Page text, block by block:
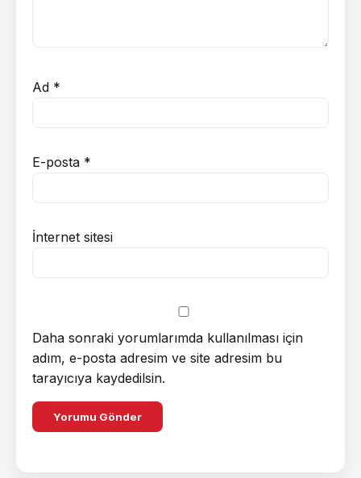
Ad *
E-posta *
İnternet sitesi
Daha sonraki yorumlarımda kullanılması için
adım, e-posta adresim ve site adresim bu
tarayıcıya kaydedilsin.